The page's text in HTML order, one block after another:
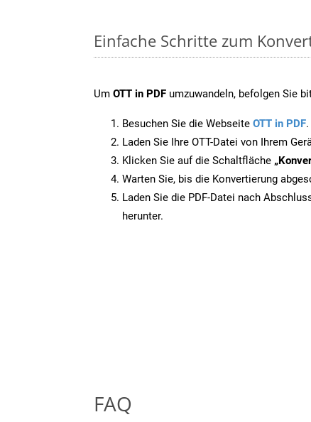
Einfache Schritte zum
Um OTT in PDF umzuwandeln, befolgen Sie
Besuchen Sie die Webseite OTT in PDF.
Laden Sie Ihre OTT-Datei von Ihrem
Klicken Sie auf die Schaltfläche
Warten Sie, bis die Konvertierung
Laden Sie die PDF-Datei nach
herunter.
FAQ